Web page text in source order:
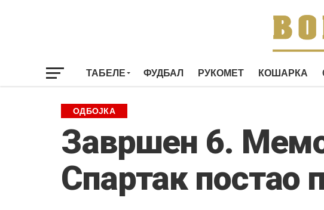
ТАБЕЛЕ ФУДБАЛ РУКОМЕТ КОШАРКА
ОДБОЈКА
Завршен 6.
Спартак постао